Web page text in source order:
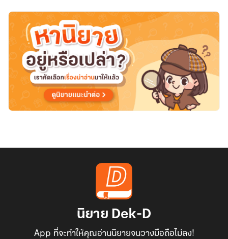
เงิน
นิยาย Dek-D
App ที่จะทำให้คุณอ่านนิยายจนวางมือถือไม่ลง!